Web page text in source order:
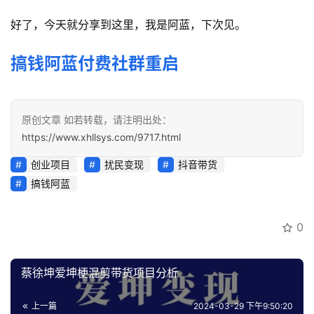
好了，今天就分享到这里，我是阿蓝，下次见。
搞钱阿蓝付费社群重启
原创文章 如若转载，请注明出处：
https://www.xhllsys.com/9717.html
创业项目 扰民变现
抖音带货
搞钱阿蓝
0
蔡徐坤爱坤梗混剪带货项目分析
上一篇 2024-03-29 下午9:50:20